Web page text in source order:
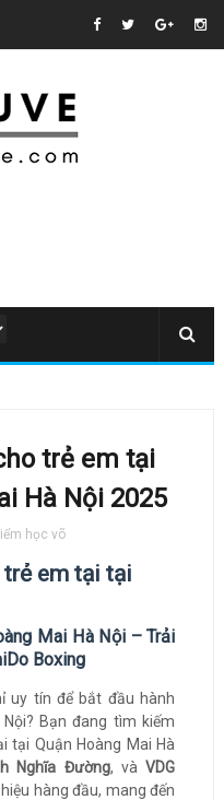
trẻ em tại
Hà Nội 2025
học võ
trẻ em tại tại
Mai Hà Nội – Trải
Boxing
uy tín để bắt đầu hành
Bạn đang tìm kiếm
tại Quận Hoàng Mai Hà
Nghĩa Đường, vàVDG
hàng đầu, mang đến